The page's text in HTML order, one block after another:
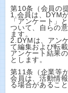
第10条（会員の
1.会員は、DYM
「アンケート」
ついて、自らの
ます。
2.DYMは、アン
て編集および転
アンケート結果
とします。
第11条（企業等
会員は、活動情
る場合があるこ